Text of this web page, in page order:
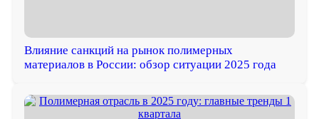
Влияние санкций на рынок полимерных
материалов в России: обзор ситуации 2025 года